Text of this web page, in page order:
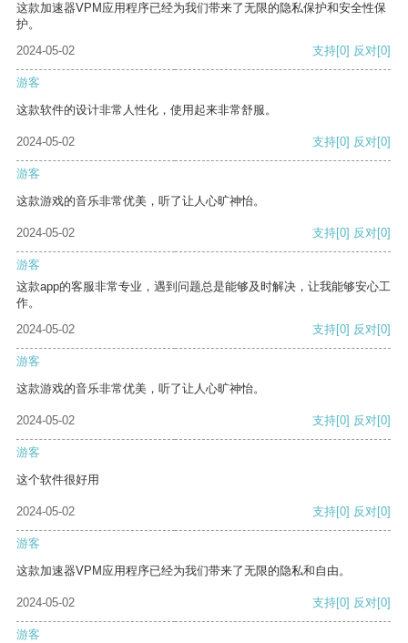
这款加速器VPM应用程序已经为我们带来了无限的隐私保护和安全性保
护。
2024-05-02
支持[0] 反对[0]
游客
这款软件的设计非常人性化，使用起来非常舒服。
2024-05-02 支持[0] 反对[0]
游客
这款游戏的音乐非常优美，听了让人心旷神怡。
2024-05-02 支持[0] 反对[0]
游客
这款app的客服非常专业，遇到问题总是能够及时解决，让我能够安心工
作。
2024-05-02
支持[0] 反对[0]
游客
这款游戏的音乐非常优美，听了让人心旷神怡。
2024-05-02 支持[0] 反对[0]
游客
这个软件很好用
2024-05-02 支持[0] 反对[0]
游客
这款加速器VPM应用程序已经为我们带来了无限的隐私和自由。
2024-05-02 支持[0] 反对[0]
游客